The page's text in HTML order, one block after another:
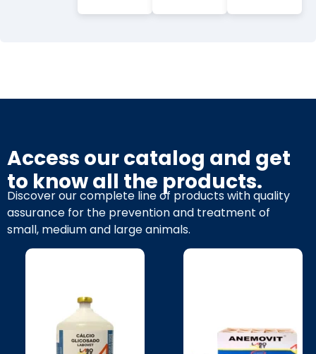
Access our catalog and get
to know all the products.
Discover our complete line of products with quality
assurance for the prevention and treatment of
small, medium and large animals.